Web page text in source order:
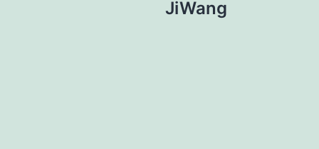
JiWang